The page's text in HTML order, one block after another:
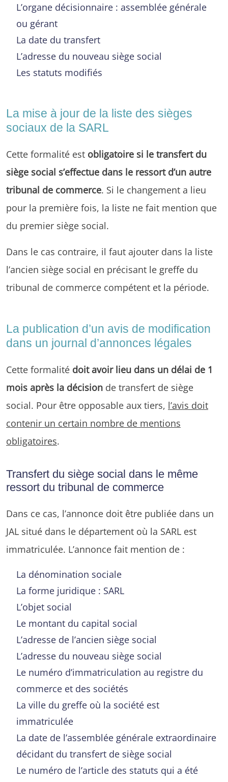
L’organe décisionnaire : assemblée générale
ou gérant
La date du transfert
L’adresse du nouveau siège social
Les statuts modifiés
La mise à jour de la liste des sièges
sociaux de la SARL
Cette formalité est obligatoire si le transfert du
siège social s’effectue dans le ressort d’un autre
tribunal de commerce. Si le changement a lieu
pour la première fois, la liste ne fait mention que
du premier siège social.
Dans le cas contraire, il faut ajouter dans la liste
l’ancien siège social en précisant le greffe du
tribunal de commerce compétent et la période.
La publication d’un avis de modification
dans un journal d’annonces légales
Cette formalité doit avoir lieu dans un délai de 1
mois après la décision de transfert de siège
social. Pour être opposable aux tiers, l’avis doit
contenir un certain nombre de mentions
obligatoires.
Transfert du siège social dans le même
ressort du tribunal de commerce
Dans ce cas, l’annonce doit être publiée dans un
JAL situé dans le département où la SARL est
immatriculée. L’annonce fait mention de :
La dénomination sociale
La forme juridique : SARL
L’objet social
Le montant du capital social
L’adresse de l’ancien siège social
L’adresse du nouveau siège social
Le numéro d’immatriculation au registre du
commerce et des sociétés
La ville du greffe où la société est
immatriculée
La date de l’assemblée générale extraordinaire
décidant du transfert de siège social
Le numéro de l’article des statuts qui a été